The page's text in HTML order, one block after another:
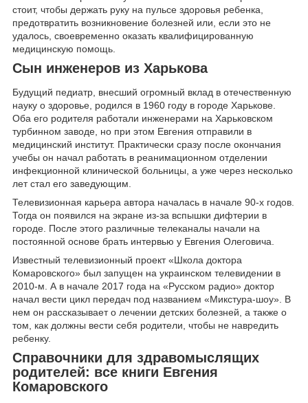
стоит, чтобы держать руку на пульсе здоровья ребенка,
предотвратить возникновение болезней или, если это не
удалось, своевременно оказать квалифицированную
медицинскую помощь.
Сын инженеров из Харькова
Будущий педиатр, внесший огромный вклад в отечественную
науку о здоровье, родился в 1960 году в городе Харькове.
Оба его родителя работали инженерами на Харьковском
турбинном заводе, но при этом Евгения отправили в
медицинский институт. Практически сразу после окончания
учебы он начал работать в реанимационном отделении
инфекционной клинической больницы, а уже через несколько
лет стал его заведующим.
Телевизионная карьера автора началась в начале 90-х годов.
Тогда он появился на экране из-за вспышки дифтерии в
городе. После этого различные телеканалы начали на
постоянной основе брать интервью у Евгения Олеговича.
Известный телевизионный проект «Школа доктора
Комаровского» был запущен на украинском телевидении в
2010-м. А в начале 2017 года на «Русском радио» доктор
начал вести цикл передач под названием «Микстура-шоу». В
нем он рассказывает о лечении детских болезней, а также о
том, как должны вести себя родители, чтобы не навредить
ребенку.
Справочники для здравомыслящих
родителей: все книги Евгения
Комаровского